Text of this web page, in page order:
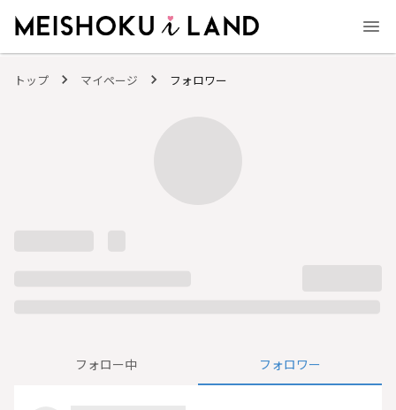
トップ マイページ フォロワー
フォロー中 フォロワー